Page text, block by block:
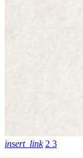
insert_link 2 3